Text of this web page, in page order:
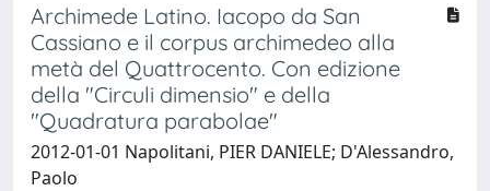
Archimede Latino. Iacopo da San
Cassiano e il corpus archimedeo alla
metà del Quattrocento. Con edizione
della "Circuli dimensio" e della
"Quadratura parabolae"
2012-01-01 Napolitani, PIER DANIELE; D'Alessandro,
Paolo